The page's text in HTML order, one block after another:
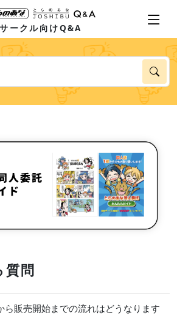
サークル向けQ&A
質問
販売開始までの流れはどうなります